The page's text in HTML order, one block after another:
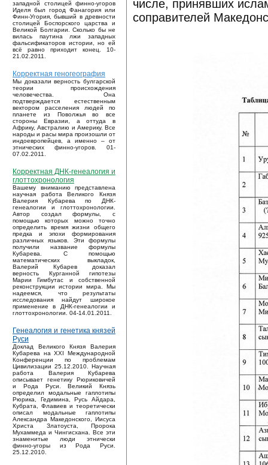
западной столицей финно-угоров
Иделя был город Фанагория или
Финн-Угория, бывший в древности
столицей Боспорского царства и
Великой Болгарии. Сколько бы не
вилась паутина лжи западных
фальсификаторов истории, но ей
всё равно приходит конец. 10-
21.02.2011.
Корректная геногеография
Мы доказали верность булгарской
теории происхождения
человечества. Она
подтверждается естественным
вектором расселения людей по
планете из Поволжья во все
стороны Евразии, а оттуда в
Африку, Австралию и Америку. Все
народы и расы мира произошли от
индоевропейцев, а именно – от
этнических финно-угоров. 01-
07.02.2011.
Корректная ДНК-генеалогия и
глоттохронология
Вашему вниманию представлена
научная работа Великого Князя
Валерия Кубарева по ДНК-
генеалогии и глоттохронологии.
Автор создал формулы, с
помощью которых можно точно
определить время жизни общего
предка и эпохи формирования
различных языков. Эти формулы
получили название формулы
Кубарева. С помощью
математических выкладок,
Валерий Кубарев доказал
верность Курганной гипотезы
Марии Гимбутас и собственной
реконструкции истории мира. Мы
надеемся, что результаты
исследования найдут широкое
применение в ДНК-генеалогии и
глоттохронологии. 04-14.01.2011.
Генеалогия и генетика князей
Руси
Доклад Великого Князя Валерия
Кубарева на XXI Международной
Конференции по проблемам
Цивилизации 25.12.2010. Научная
работа Валерия Кубарева
описывает генетику Рюриковичей
и Рода Руси. Великий Князь
определил модальные гаплотипы
Рюрика, Гедимина, Русь Айдара,
Кубрата, Флавиев и теоретически
описал модальные гаплотипы
Александра Македонского, Иисуса
Христа Златоуста, Пророка
Мухаммеда и Чингисхана. Все эти
знаменитые люди этнически
финно-угоры из Рода Руси.
25.12.2010.
числе, принявших
соправителей